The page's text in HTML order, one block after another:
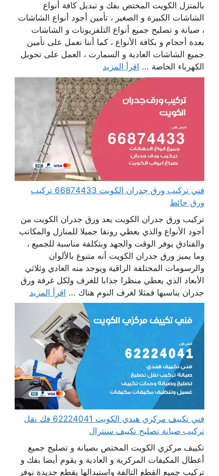
بالمنزل الكويت المختص بفك و تبديل كافة أنواع
الشاشات الكبيرة و الصغير ، تأمين أجود أنواع الشاشات
، صيانة و تصليح جميع أنواع التلفزيونات و الشاشات
بعدة أحجام و بكافة الأنواع ، كما أننا نعمل على تأمين
جميع الشاشات العادية و السمارت ، العمل على تحويل
الكهرباء الخاصة ... اقرأ المزيد
فني تركيب ورق جدران الكويت 66874433 تركيب
ورق حائط
تركيب ورق جدران الكويت يعد ورق جدران الكويت من
أجود الأنواع والذي يعطي رونقا جميلا للمنازل والمكاتب
والفنادق يوفر الوقت والجهد وبتكلفة مناسبة للجميع ،
وما يميز ورق جدران الكويت أنه متنوع بالألوان
والرسومات المختلفة الراقية ويوجد منه العادي وثلاثي
الأبعاد الذي يعطي منظرا جذابا للغرف ولكل غرفة ورق
جدران يناسبها فمثلا لغرف النوم هناك ... اقرأ المزيد
فني تكييف مركزي هندي الكويت 62224041 فك نقل
تركيب صيانة تصليح تكييف سنترال
تكييف مركزي الكويت المختص بصيانة و تصليح جميع
أعطال المكيفات المركزية و العادية و يقوم أيضا بفك و
تركيب جميع القطع التالفة واستبدالها بقطع جديدة نوفر